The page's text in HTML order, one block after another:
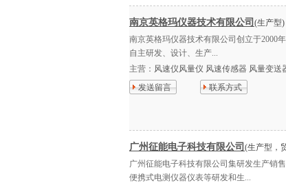
南京英格玛仪器技术有限公司 (生产型)
南京英格玛仪器技术有限公司创立于2000
自主研发、设计、生产...
主营： 风速仪风量仪 风速传感器 风量变送
发送留言
联系方式
广州征能电子科技有限公司 (生产型，
广州征能电子科技有限公司集研发生产销
便携式电测仪器仪表等研发和生...